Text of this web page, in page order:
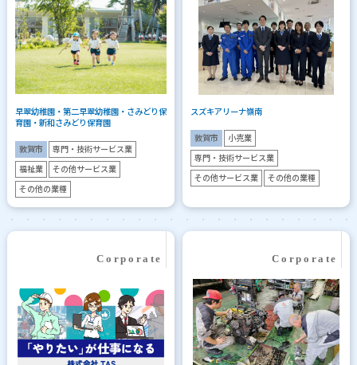
早翠幼稚園・第二早翠幼稚園・さみどり保
育園・新和さみどり保育園
敦賀市 専門・技術サービス業
福祉業 その他サービス業
その他の業種
スズキアリーナ嶺南
敦賀市 小売業
専門・技術サービス業
その他サービス業 その他の業種